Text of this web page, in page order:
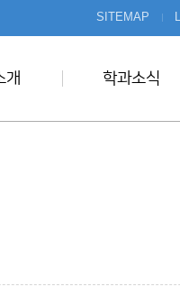
SITEMAP
개 학과소식